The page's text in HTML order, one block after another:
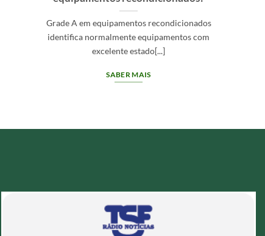
Grade A em equipamentos recondicionados
identifica normalmente equipamentos com
excelente estado[...]
SABER MAIS